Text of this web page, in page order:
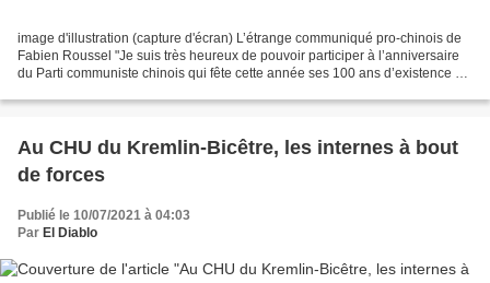
image d'illustration (capture d'écran) L’étrange communiqué pro-chinois de
Fabien Roussel "Je suis très heureux de pouvoir participer à l’anniversaire
du Parti communiste chinois qui fête cette année ses 100 ans d’existence et
Au CHU du Kremlin-Bicêtre, les internes à bout
de forces
Publié le 10/07/2021 à 04:03
Par El Diablo